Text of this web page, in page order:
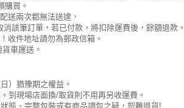
購買。
送兩次都無法送達，
該筆訂單，若已付款，將扣除運費後，餘額退款。
收件地址請勿為郵政信箱。
車運送。
）猶豫期之權益。
到現場店面換/取貨則不用再另收運費。
態、完整包裝或有商品調包之疑，恕難退貨!